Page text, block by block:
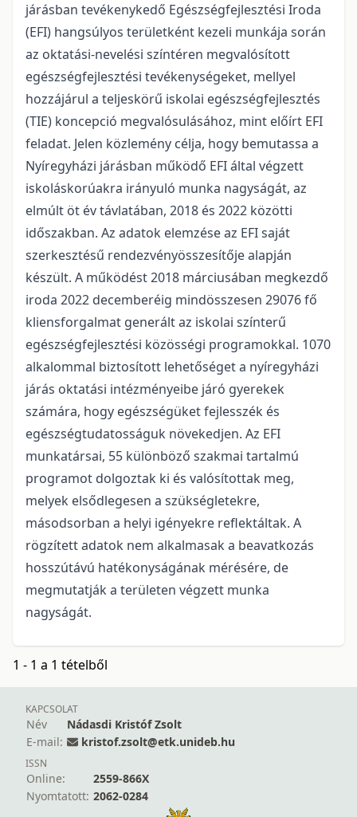
járásban tevékenykedő Egészségfejlesztési Iroda
(EFI) hangsúlyos területként kezeli munkája során
az oktatási-nevelési színtéren megvalósított
egészségfejlesztési tevékenységeket, mellyel
hozzájárul a teljeskörű iskolai egészségfejlesztés
(TIE) koncepció megvalósulásához, mint előírt EFI
feladat. Jelen közlemény célja, hogy bemutassa a
Nyíregyházi járásban működő EFI által végzett
iskoláskorúakra irányuló munka nagyságát, az
elmúlt öt év távlatában, 2018 és 2022 közötti
időszakban. Az adatok elemzése az EFI saját
szerkesztésű rendezvényösszesítője alapján
készült. A működést 2018 márciusában megkezdő
iroda 2022 decemberéig mindösszesen 29076 fő
kliensforgalmat generált az iskolai színterű
egészségfejlesztési közösségi programokkal. 1070
alkalommal biztosított lehetőséget a nyíregyházi
járás oktatási intézményeibe járó gyerekek
számára, hogy egészségüket fejlesszék és
egészségtudatosságuk növekedjen. Az EFI
munkatársai, 55 különböző szakmai tartalmú
programot dolgoztak ki és valósítottak meg,
melyek elsődlegesen a szükségletekre,
másodsorban a helyi igényekre reflektáltak. A
rögzített adatok nem alkalmasak a beavatkozás
hosszútávú hatékonyságának mérésére, de
megmutatják a területen végzett munka
nagyságát.
1 - 1 a 1 tételből
KAPCSOLAT
Név
Nádasdi Kristóf Zsolt
E-mail:
kristof.zsolt@etk.unideb.hu
ISSN
Online:
2559-866X
Nyomtatott: 2062-0284